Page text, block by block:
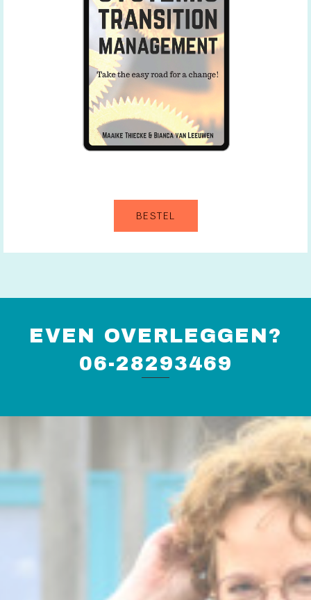
BESTEL
EVEN OVERLEGGEN?
06-28293469